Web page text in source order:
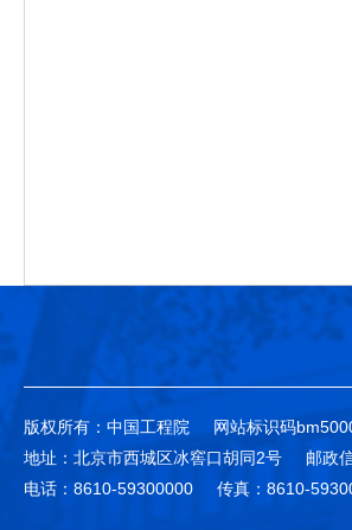
版权所有：中国工程院 网站标识码
地址：北京市西城区冰窖口胡同2号
邮政
电话：8610-59300000
传真：8610-